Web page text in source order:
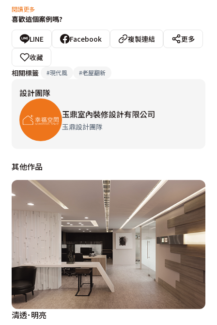
一塊黑色的結晶奈米磚再以黑色和灰色的鵝卵石圍繞，以
地坪的材質和顏色作出場域的變化界定，空間的轉寰心境
也隨之微妙變換，進入客廳區則是架高起的海島型木地
板，設計師更改了一些格局，將廁所開門的方向做了移位
調整，解決廁所直接面向床的困擾，廚具兼吧台區以白色
嵌燈取代主燈，光線足夠卻不至於造成過熱的情況產生，
如此的配置是經過設計師精心思量過，雖然是小細節但卻
能看出設計師的細心。
求；不只是收納客廳牆面也規劃了展示的層板，屋主珍藏
的飾品都能一一展現。雖然空間不大，但是生活機能卻不
能因此牽就而有所犧牲，仍然保留陽台可以在戶外曬衣
服，出入陽台搭起二扇對稱的門片，地板則是同樣材質向
外有延伸出去的感覺。睡眠區床頭與展示櫃稍稍做出木片
間隔，圍塑出獨立靜謐的睡眠空間；床的前方也有高衣櫃
收納空間充足。
閱讀更多
喜歡這個案例嗎?
LINE Facebook 複製連結
更多
收藏
相關標籤
#現代風 #老屋翻新
設計團隊
玉鼎室內裝修設計有限公司
玉鼎設計團隊
其他作品
清透･明亮